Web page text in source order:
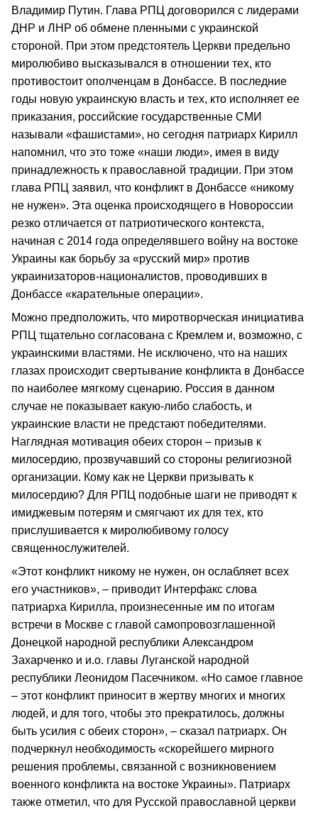
Владимир Путин. Глава РПЦ договорился с лидерами
ДНР и ЛНР об обмене пленными с украинской
стороной. При этом предстоятель Церкви предельно
миролюбиво высказывался в отношении тех, кто
противостоит ополченцам в Донбассе. В последние
годы новую украинскую власть и тех, кто исполняет ее
приказания, российские государственные СМИ
называли «фашистами», но сегодня патриарх Кирилл
напомнил, что это тоже «наши люди», имея в виду
принадлежность к православной традиции. При этом
глава РПЦ заявил, что конфликт в Донбассе «никому
не нужен». Эта оценка происходящего в Новороссии
резко отличается от патриотического контекста,
начиная с 2014 года определявшего войну на востоке
Украины как борьбу за «русский мир» против
украинизаторов-националистов, проводивших в
Донбассе «карательные операции».
Можно предположить, что миротворческая инициатива
РПЦ тщательно согласована с Кремлем и, возможно, с
украинскими властями. Не исключено, что на наших
глазах происходит свертывание конфликта в Донбассе
по наиболее мягкому сценарию. Россия в данном
случае не показывает какую-либо слабость, и
украинские власти не предстают победителями.
Наглядная мотивация обеих сторон – призыв к
милосердию, прозвучавший со стороны религиозной
организации. Кому как не Церкви призывать к
милосердию? Для РПЦ подобные шаги не приводят к
имиджевым потерям и смягчают их для тех, кто
прислушивается к миролюбивому голосу
священнослужителей.
«Этот конфликт никому не нужен, он ослабляет всех
его участников», – приводит Интерфакс слова
патриарха Кирилла, произнесенные им по итогам
встречи в Москве с главой самопровозглашенной
Донецкой народной республики Александром
Захарченко и и.о. главы Луганской народной
республики Леонидом Пасечником. «Но самое главное
– этот конфликт приносит в жертву многих и многих
людей, и для того, чтобы это прекратилось, должны
быть усилия с обеих сторон», – сказал патриарх. Он
подчеркнул необходимость «скорейшего мирного
решения проблемы, связанной с возникновением
военного конфликта на востоке Украины». Патриарх
также отметил, что для Русской православной церкви